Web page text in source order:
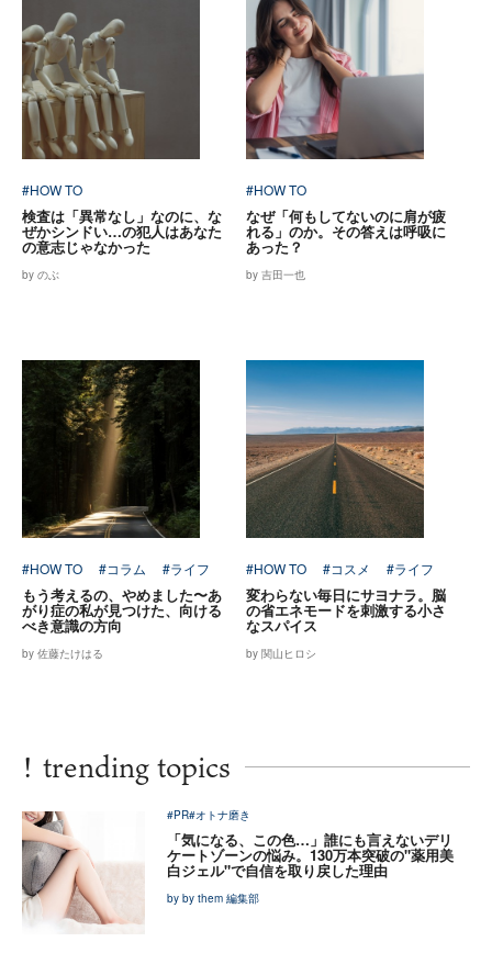
#HOW TO
検査は「異常なし」なのに、な
ぜかシンドい…の犯人はあなた
の意志じゃなかった
by のぶ
#HOW TO
なぜ「何もしてないのに肩が疲
れる」のか。その答えは呼吸に
あった？
by 吉田一也
#HOW TO #コラム #ライフ
もう考えるの、やめました〜あ
がり症の私が見つけた、向ける
べき意識の方向
by 佐藤たけはる
#HOW TO #コスメ #ライフ
変わらない毎日にサヨナラ。脳
の省エネモードを刺激する小さ
なスパイス
by 関山ヒロシ
! trending topics
#PR#オトナ磨き
「気になる、この色…」誰にも言えないデリ
ケートゾーンの悩み。130万本突破の"薬用美
白ジェル"で自信を取り戻した理由
by by them 編集部